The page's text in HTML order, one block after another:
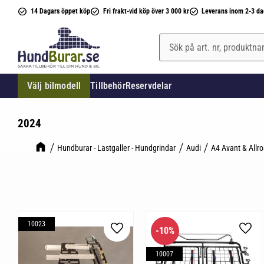
14 Dagars öppet köp Fri frakt-vid köp över 3 000 kr Leverans inom 2-3
Välj bilmodell TillbehörReservdelar
2024
Hundburar - Lastgaller - Hundgrindar Audi A4 Avant &
10023
Lägg till i favoriter
10%
10007